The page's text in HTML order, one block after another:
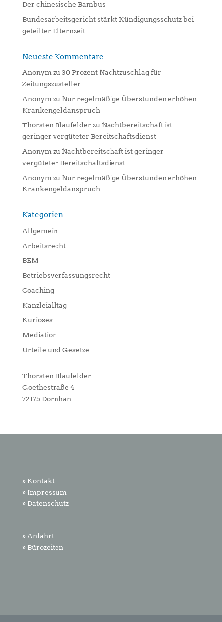
Der chinesische Bambus
Bundesarbeitsgericht stärkt Kündigungsschutz bei
geteilter Elternzeit
Neueste Kommentare
Anonymzu 30 Prozent Nachtzuschlag für
Zeitungszusteller
Anonymzu Nur regelmäßige Überstunden erhöhen
Krankengeldanspruch
Thorsten Blaufelder zu Nachtbereitschaft ist
geringer vergüteter Bereitschaftsdienst
Anonymzu Nachtbereitschaft ist geringer
vergüteter Bereitschaftsdienst
Anonymzu Nur regelmäßige Überstunden erhöhen
Krankengeldanspruch
Kategorien
Allgemein
Arbeitsrecht
BEM
Betriebsverfassungsrecht
Coaching
Kanzleialltag
Kurioses
Mediation
Urteile und Gesetze
Thorsten Blaufelder
Goethestraße 4
72175 Dornhan
» Kontakt
» Impressum
» Datenschutz
» Anfahrt
» Bürozeiten